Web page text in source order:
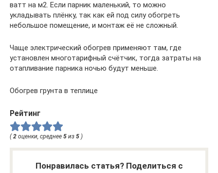
ватт на м2. Если парник маленький, то можно
укладывать плёнку, так как ей под силу обогреть
небольшое помещение, и монтаж её не сложный.
Чаще электрический обогрев применяют там, где
установлен многотарифный счётчик, тогда затраты на
отапливание парника ночью будут меньше.
Обогрев грунта в теплице
Рейтинг
( 2 оценки, среднее 5 из 5 )
Понравилась статья? Поделиться с